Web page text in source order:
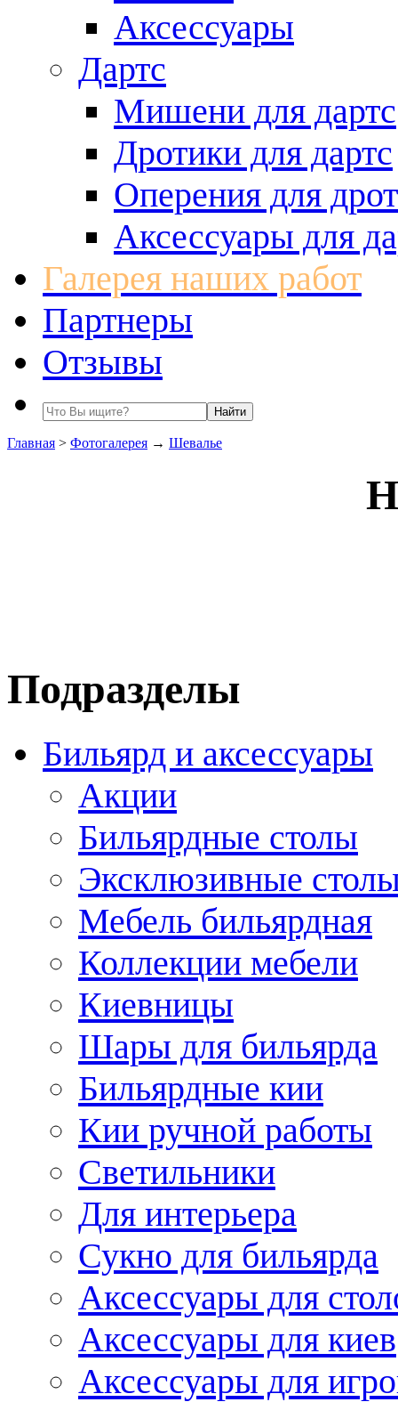
Аксессуары
Дартс
Мишени для дартс
Дротики для дартс
Оперения для
Аксессуары для
Галерея наших работ
Партнеры
Отзывы
Главная > Фотогалерея → Шевалье
Подразделы
Бильярд и аксессуары
Акции
Бильярдные столы
Эксклюзивные
Мебель бильярдная
Коллекции мебели
Киевницы
Шары для бильярда
Бильярдные кии
Кии ручной работы
Светильники
Для интерьера
Сукно для бильярда
Аксессуары для
Аксессуары для киев
Аксессуары для